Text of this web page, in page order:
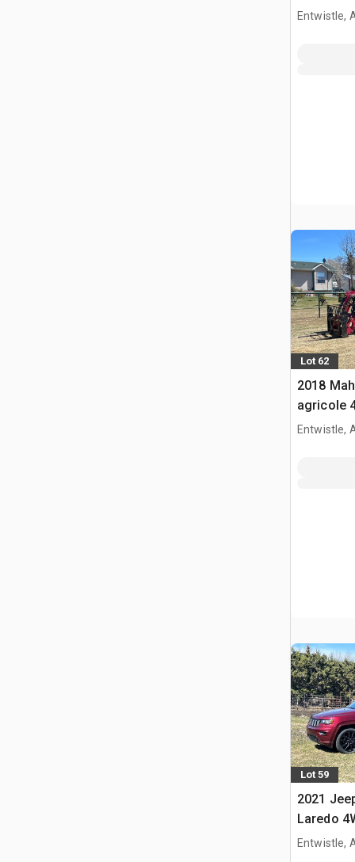
Electrical
Entwistle,
Lot 62
2018
agricole
Entwistle,
Lot 59
2021
Laredo
utilitaire
Entwistle,